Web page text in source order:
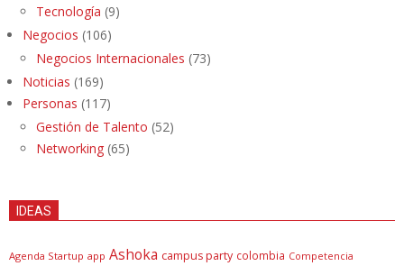
Tecnología (9)
Negocios (106)
Negocios Internacionales (73)
Noticias (169)
Personas (117)
Gestión de Talento (52)
Networking (65)
IDEAS
Agenda Startup app Ashoka campus party colombia Competencia